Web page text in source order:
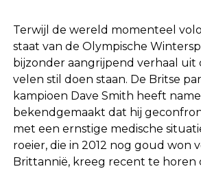
Terwijl de wereld momenteel
staat van de Olympische
bijzonder aangrijpend verhaal uit
velen stil doen staan. De Britse
kampioen Dave Smith heeft
bekendgemaakt dat hij
met een ernstige medische
roeier, die in 2012 nog goud won
Brittannië, kreeg recent te horen